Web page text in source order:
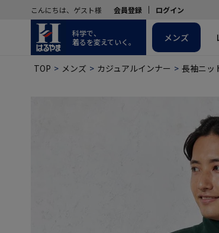
こんにちは、ゲスト様 会員登録 ログイン
科学で、
着るを変えていく。
メンズ
TOP メンズ カジュアルインナー 長袖ニッ